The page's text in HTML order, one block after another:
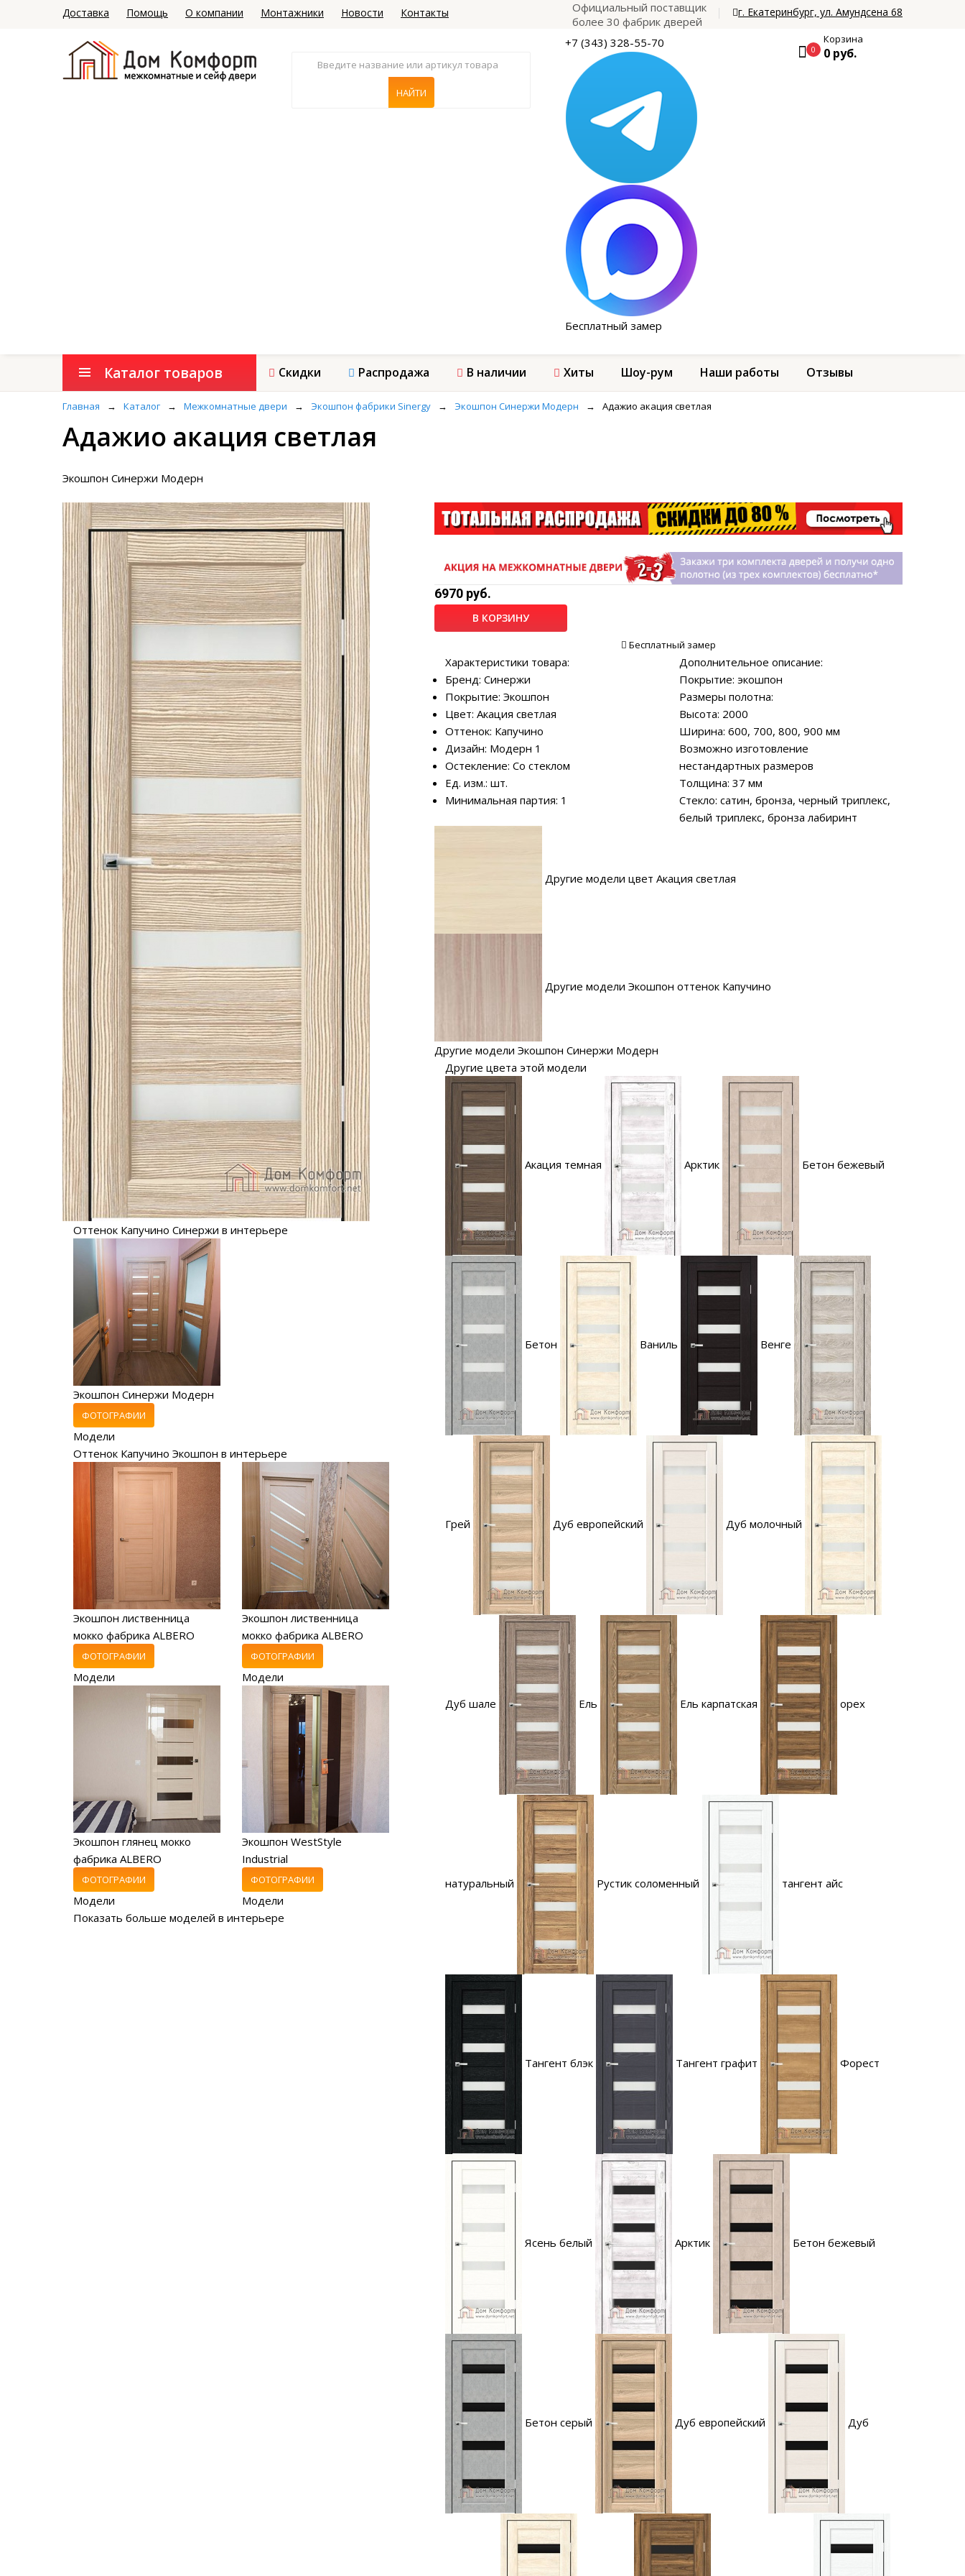
Доставка Помощь О компании Монтажники Новости Контакты
Официальный поставщик
более 30 фабрик дверей
г. Екатеринбург, ул. Амундсена 68
+7 (343) 328-55-70
Бесплатный замер
0
Корзина
0 руб.
Каталог товаров Скидки Распродажа В наличии Хиты Шоу-рум Наши работы Отзывы
Главная → Каталог → Межкомнатные двери → Экошпон фабрики Sinergy → Экошпон Синержи Модерн → Адажио акация светлая
Адажио акация светлая
Экошпон Синержи Модерн
Оттенок Капучино Синержи в интерьере
Экошпон Синержи Модерн
ФОТОГРАФИИ
Модели
Оттенок Капучино Экошпон в интерьере
Экошпон лиственница
мокко фабрика ALBERO
ФОТОГРАФИИ
Модели
Экошпон лиственница
мокко фабрика ALBERO
ФОТОГРАФИИ
Модели
Экошпон глянец мокко
фабрика ALBERO
ФОТОГРАФИИ
Модели
Экошпон WestStyle
Industrial
ФОТОГРАФИИ
Модели
Показать больше моделей в интерьере
6970 руб.
В КОРЗИНУ
Бесплатный замер
Характеристики товара:
Бренд: Синержи
Покрытие: Экошпон
Цвет: Акация светлая
Оттенок: Капучино
Дизайн: Модерн 1
Остекление: Со стеклом
Ед. изм.: шт.
Минимальная партия: 1
Дополнительное описание:
Покрытие: экошпон
Размеры полотна:
Высота: 2000
Ширина: 600, 700, 800, 900 мм
Возможно изготовление
нестандартных размеров
Толщина: 37 мм
Стекло: сатин, бронза, черный триплекс,
белый триплекс, бронза лабиринт
Другие модели цвет Акация светлая
Другие модели Экошпон оттенок Капучино
Другие модели Экошпон Синержи Модерн
Другие цвета этой модели
Акация темная Арктик Бетон бежевый
Бетон Ваниль Венге
Грей Дуб европейский Дуб молочный
Дуб шале Ель Ель карпатская орех
натуральный Рустик соломенный тангент айс
Тангент блэк Тангент графит Форест
Ясень белый Арктик Бетон бежевый
Бетон серый Дуб европейский Дуб